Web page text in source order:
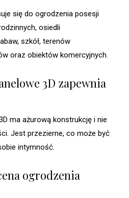
się do ogrodzenia posesji
osiedli
szkół, terenów
oraz obiektów komercyjnych.
3D zapewnia
ma ażurową konstrukcję i nie
Jest przezierne, co może być
intymność.
ogrodzenia